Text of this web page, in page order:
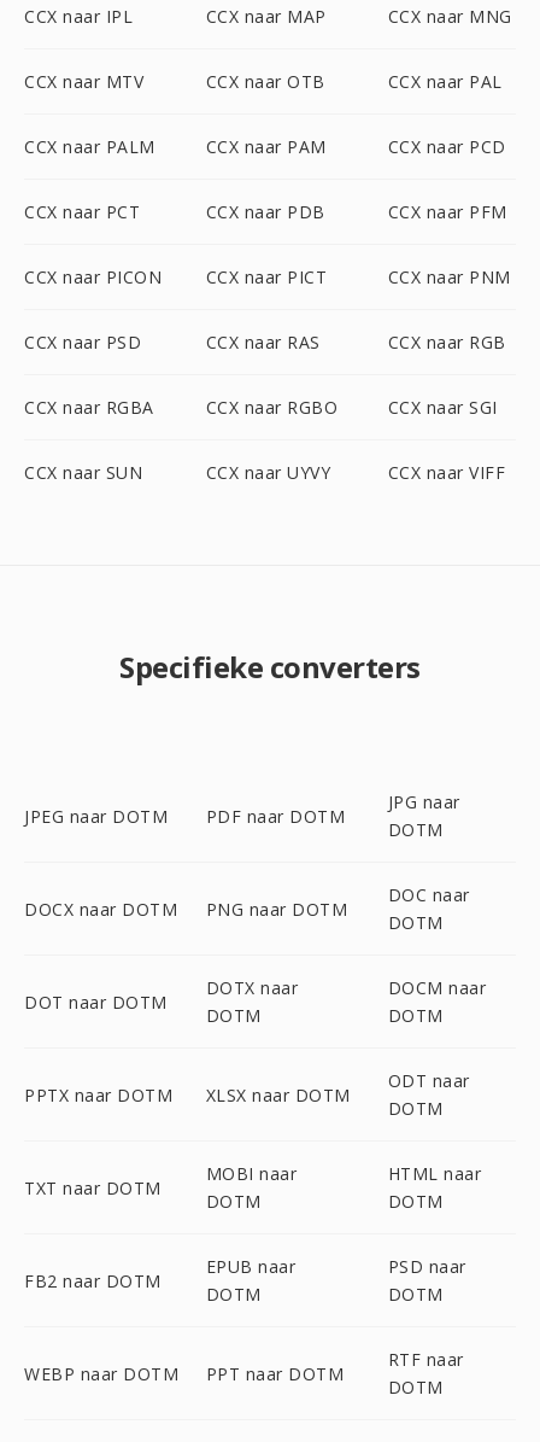
CCX naar IPL CCX naar MAP CCX naar MNG
CCX naar MTV CCX naar OTB CCX naar PAL
CCX naar PALM CCX naar PAM CCX naar PCD
CCX naar PCT CCX naar PDB CCX naar PFM
CCX naar PICON CCX naar PICT CCX naar PNM
CCX naar PSD CCX naar RAS CCX naar RGB
CCX naar RGBA CCX naar RGBO CCX naar SGI
CCX naar SUN CCX naar UYVY CCX naar VIFF
Specifieke converters
JPEG naar DOTM PDF naar DOTM
JPG naar
DOTM
DOCX naar DOTM PNG naar DOTM
DOC naar
DOTM
DOT naar DOTM
DOTX naar
DOTM
DOCM naar
DOTM
PPTX naar DOTM XLSX naar DOTM
ODT naar
DOTM
TXT naar DOTM
MOBI naar
DOTM
HTML naar
DOTM
FB2 naar DOTM
EPUB naar
DOTM
PSD naar
DOTM
WEBP naar DOTM PPT naar DOTM
RTF naar
DOTM